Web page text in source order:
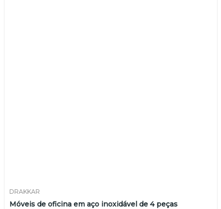
DRAKKAR
Móveis de oficina em aço inoxidável de 4 peças